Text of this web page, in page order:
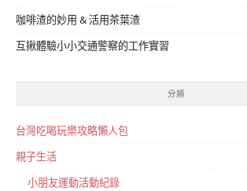
咖啡渣的妙用 & 活用茶葉渣
互揪體驗小小交通警察的工作實習
分類
台灣吃喝玩樂攻略懶人包
親子生活
小朋友運動活動紀錄